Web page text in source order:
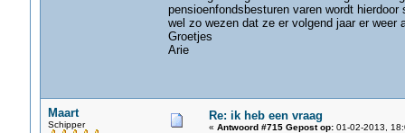
pensioenfondsbesturen varen wordt
wel zo wezen dat ze er volgend jaar er weer
Groetjes
Arie
Maart
Schipper
Re: ik heb een vraag
« Antwoord #715 Gepost op:01-02-2013,